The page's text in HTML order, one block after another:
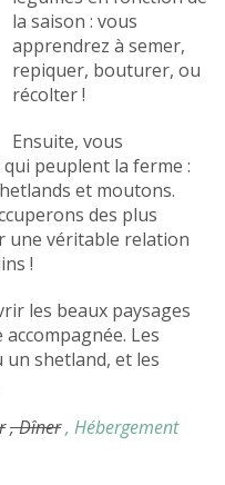
la saison : vous
apprendrez à semer,
repiquer, bouturer, ou
récolter !
Ensuite, vous
peuplent la ferme :
et moutons.
des plus
une véritable relation
!
les beaux paysages
Les
shetland, et les
, Dîner, Hébergement